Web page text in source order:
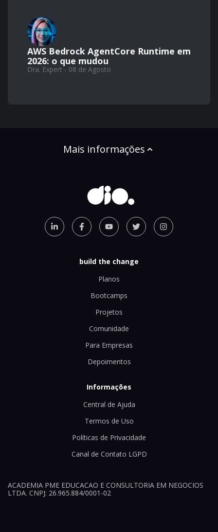
AWS Bedrock AgentCore Runtime em
2026: o que mudou
Dra. Expert - 08 de Agosto
Mais informações
build the change
Planos
Bootcamps
Projetos
Comunidade
Para Empresas
Depoimentos
Informações
Central de Ajuda
Termos de Uso
Políticas de Privacidade
Canal de Contato LGPD
ACADEMIA PME EDUCACAO E CONSULTORIA EM NEGOCIOS
LTDA. CNPJ: 26.965.884/0001-02